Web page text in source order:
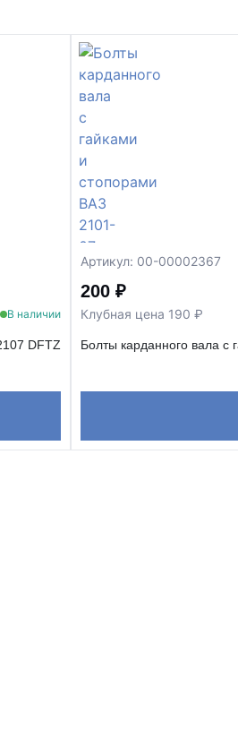
В наличии
DFTZ
Артикул: 00-00002367
200 ₽
Клубная цена 190 ₽
Болты карданного вала